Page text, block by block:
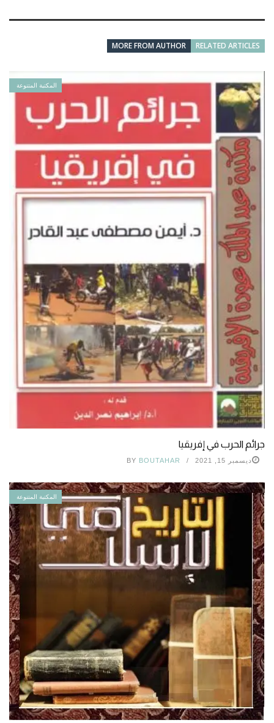
RELATED ARTICLES
MORE FROM AUTHOR
المكتبة المتنوعة
جرائم الحرب في إفريقيا
ديسمبر 15, 2021 BY BOUTAHAR
المكتبة المتنوعة